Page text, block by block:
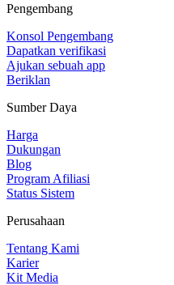
Pengembang
Konsol Pengembang
Dapatkan verifikasi
Ajukan sebuah app
Beriklan
Sumber Daya
Harga
Dukungan
Blog
Program Afiliasi
Status Sistem
Perusahaan
Tentang Kami
Karier
Kit Media